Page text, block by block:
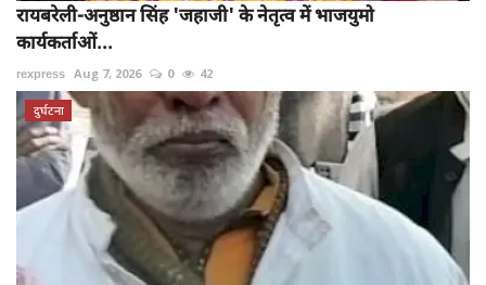
रायबरेली-अनुष्ठान सिंह 'जहाजी' के नेतृत्व में भाजयुमो
कार्यकर्ताओं...
rexpress Aug 7, 2026 0 42
दुर्घटना